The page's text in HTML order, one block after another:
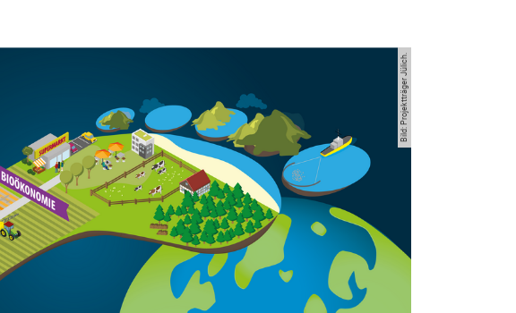
Bild: Projektträger Jülich.